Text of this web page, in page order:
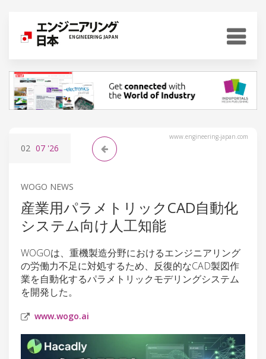
www.engineering-japan.com
02 07 '26
WOGO NEWS
産業用パラメトリックCAD自動化
システム向け人工知能
WOGOは、重機製造分野におけるエンジニアリング
の労働力不足に対処するため、反復的なCAD製図作
業を自動化するパラメトリックモデリングシステム
を開発した。
www.wogo.ai